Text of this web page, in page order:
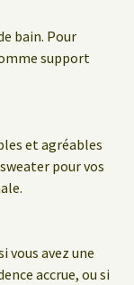
bain. Pour
support
et agréables
pour vos
vous avez une
accrue, ou si